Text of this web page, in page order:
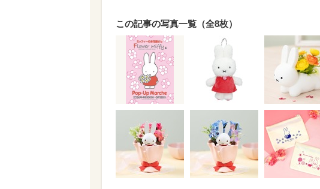
この記事の写真一覧（全8枚）